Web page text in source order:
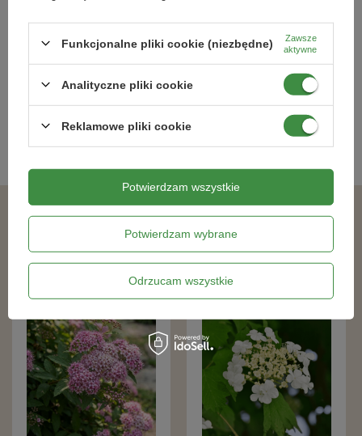
90,19 zł
Podobne produkty
Funkcjonalne pliki cookie (niezbędne)
Zawsze
aktywne
Analityczne pliki cookie
Reklamowe pliki cookie
Potwierdzam wybrane
Odrzucam wszystkie
Potwierdzam wszystkie